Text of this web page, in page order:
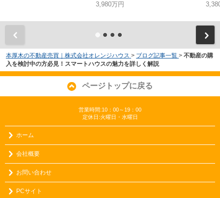
3,980万円
本厚木の不動産売買｜株式会社オレンジハウス > ブログ記事一覧 > 不動産の購
入を検討中の方必見！スマートハウスの魅力を詳しく解説
ページトップに戻る
営業時間:10：00～19：00
定休日:火曜日・水曜日
ホーム
会社概要
お問い合わせ
PCサイト